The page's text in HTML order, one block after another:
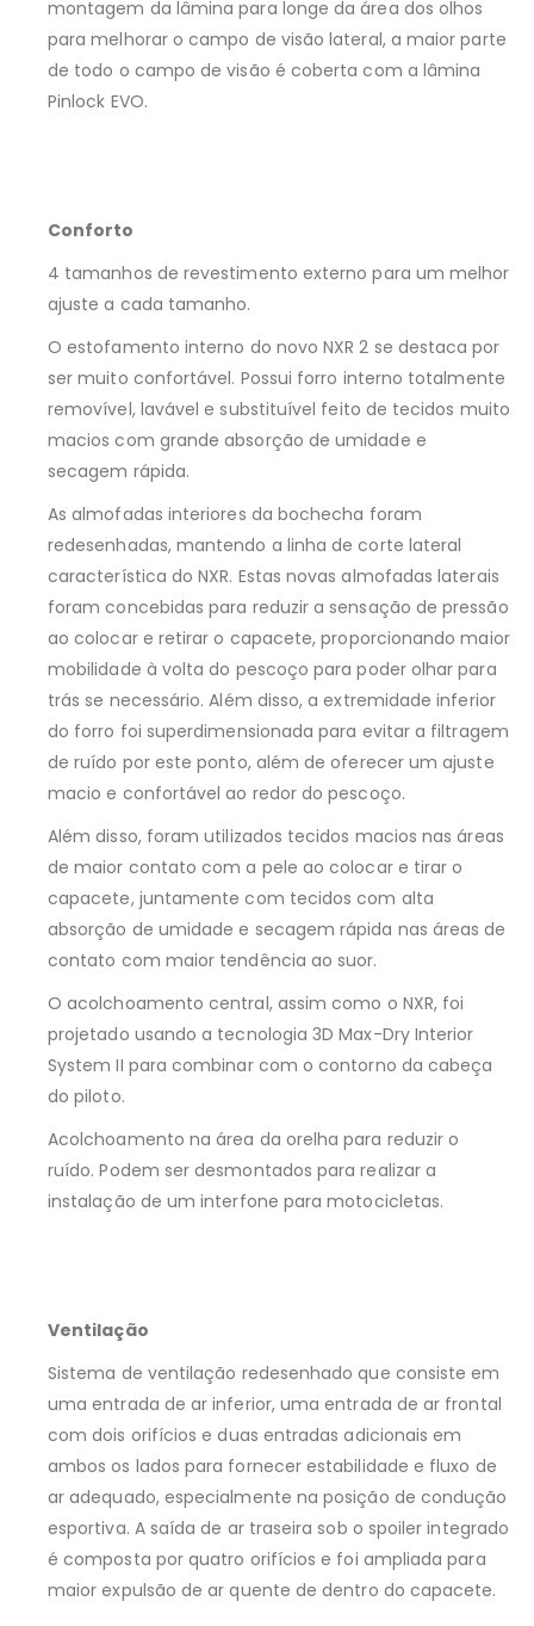
montagem da lâmina para longe da área dos olhos
para melhorar o campo de visão lateral, a maior parte
de todo o campo de visão é coberta com a lâmina
Pinlock EVO.
Conforto
4 tamanhos de revestimento externo para um melhor
ajuste a cada tamanho.
O estofamento interno do novo NXR 2 se destaca por
ser muito confortável. Possui forro interno totalmente
removível, lavável e substituível feito de tecidos muito
macios com grande absorção de umidade e
secagem rápida.
As almofadas interiores da bochecha foram
redesenhadas, mantendo a linha de corte lateral
característica do NXR. Estas novas almofadas laterais
foram concebidas para reduzir a sensação de pressão
ao colocar e retirar o capacete, proporcionando maior
mobilidade à volta do pescoço para poder olhar para
trás se necessário. Além disso, a extremidade inferior
do forro foi superdimensionada para evitar a filtragem
de ruído por este ponto, além de oferecer um ajuste
macio e confortável ao redor do pescoço.
Além disso, foram utilizados tecidos macios nas áreas
de maior contato com a pele ao colocar e tirar o
capacete, juntamente com tecidos com alta
absorção de umidade e secagem rápida nas áreas de
contato com maior tendência ao suor.
O acolchoamento central, assim como o NXR, foi
projetado usando a tecnologia 3D Max-Dry Interior
System II para combinar com o contorno da cabeça
do piloto.
Acolchoamento na área da orelha para reduzir o
ruído. Podem ser desmontados para realizar a
instalação de um interfone para motocicletas.
Ventilação
Sistema de ventilação redesenhado que consiste em
uma entrada de ar inferior, uma entrada de ar frontal
com dois orifícios e duas entradas adicionais em
ambos os lados para fornecer estabilidade e fluxo de
ar adequado, especialmente na posição de condução
esportiva. A saída de ar traseira sob o spoiler integrado
é composta por quatro orifícios e foi ampliada para
maior expulsão de ar quente de dentro do capacete.